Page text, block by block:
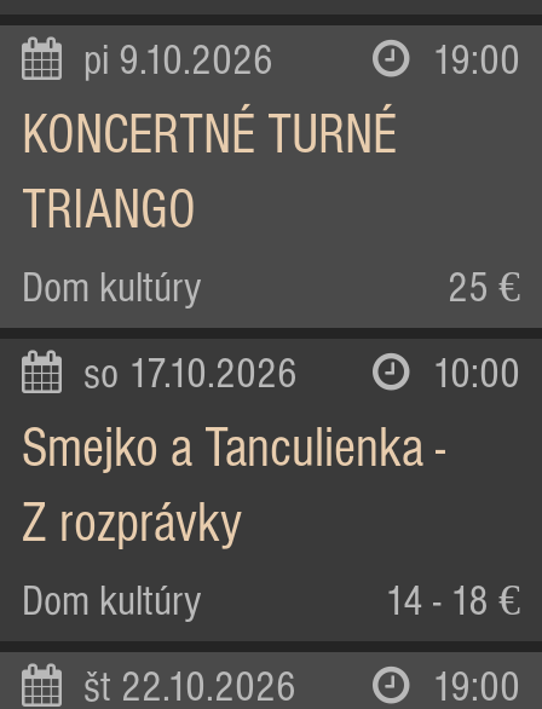
pi 9.10.2026 19:00
KONCERTNÉ TURNÉ
TRIANGO
Dom kultúry 25 €
so 17.10.2026 10:00
Smejko a Tanculienka -
Z rozprávky
Dom kultúry 14 - 18 €
št 22.10.2026 19:00